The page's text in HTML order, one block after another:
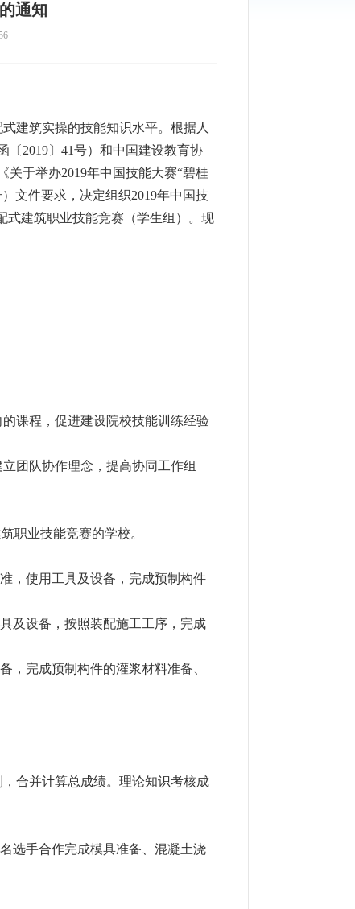
通知
建筑实操的技能知识水平。根据人
〔2019〕41号）和中国建设教育协
于举办2019年中国技能大赛“碧桂
文件要求，决定组织2019年中国技
建筑职业技能竞赛（学生组）。现
课程，促进建设院校技能训练经验
团队协作理念，提高协同工作组
业技能竞赛的学校。
，使用工具及设备，完成预制构件
及设备，按照装配施工工序，完成
完成预制构件的灌浆材料准备、
合并计算总成绩。理论知识考核成
选手合作完成模具准备、混凝土浇